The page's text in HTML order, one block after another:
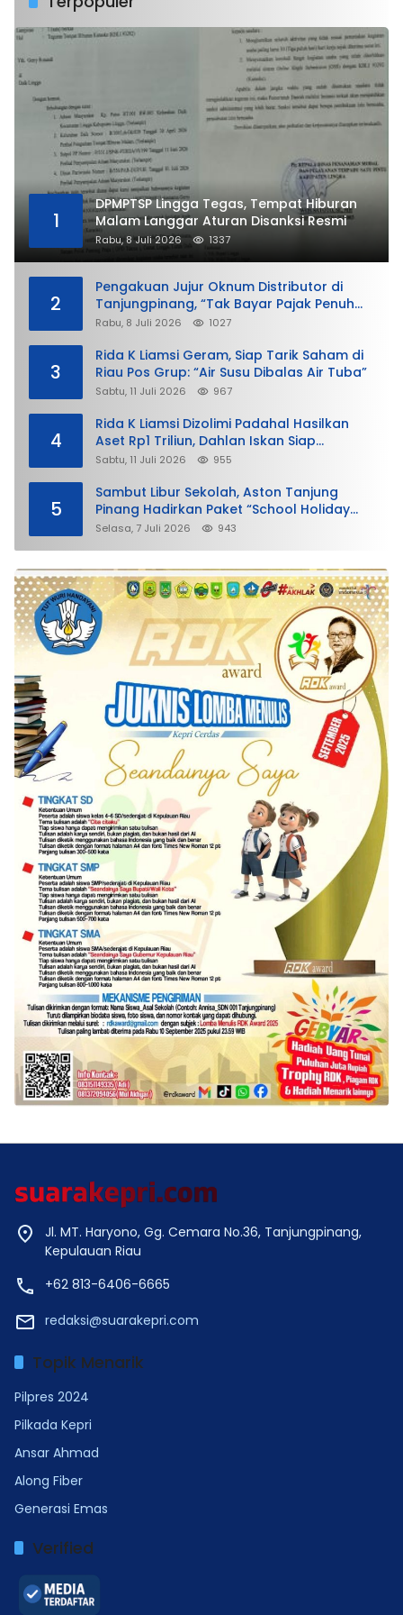
1
DPMPTSP Lingga Tegas, Tempat Hiburan
Malam Langgar Aturan Disanksi Resmi
Rabu, 8 Juli 2026 1337
2
Pengakuan Jujur Oknum Distributor di
Tanjungpinang, “Tak Bayar Pajak Penuh
demi Untung”
Rabu, 8 Juli 2026 1027
3
Rida K Liamsi Geram, Siap Tarik Saham di
Riau Pos Grup: “Air Susu Dibalas Air Tuba”
Sabtu, 11 Juli 2026 967
4
Rida K Liamsi Dizolimi Padahal Hasilkan
Aset Rp1 Triliun, Dahlan Iskan Siap
Membela
Sabtu, 11 Juli 2026 955
5
Sambut Libur Sekolah, Aston Tanjung
Pinang Hadirkan Paket “School Holiday
Getaway”
Selasa, 7 Juli 2026 943
Jl. MT. Haryono, Gg. Cemara No.36, Tanjungpinang,
Kepulauan Riau
+62 813-6406-6665
redaksi@suarakepri.com
Topik Menarik
Pilpres 2024
Pilkada Kepri
Ansar Ahmad
Along Fiber
Generasi Emas
Verified